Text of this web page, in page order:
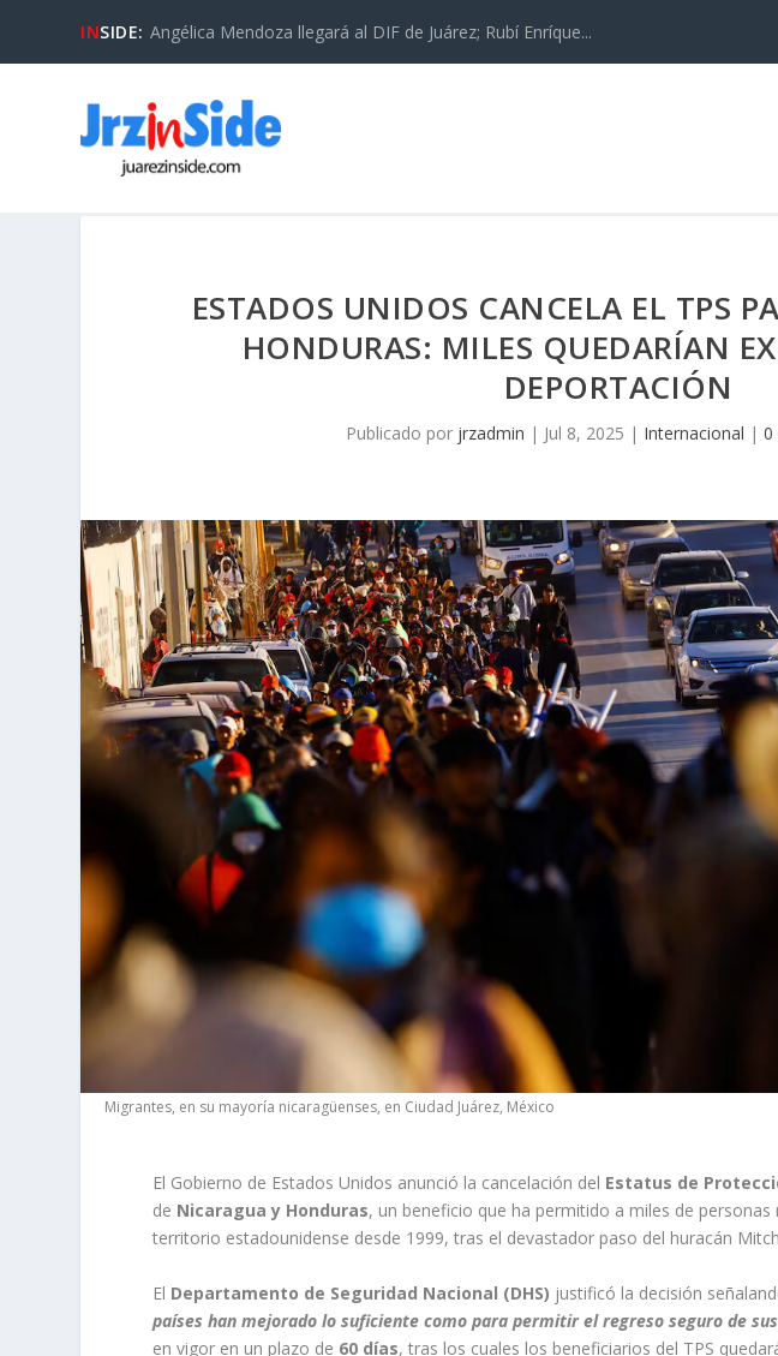
INSIDE: Angélica Mendoza llegará al DIF de Juárez; Rubí Enríque...
ESTADOS UNIDOS CANCELA EL TPS
HONDURAS: MILES QUEDARÍAN
DEPORTACIÓN
Publicado por jrzadmin | Jul 8, 2025 | Internacional | 0
Migrantes, en su mayoría nicaragüenses, en Ciudad Juárez, México
El Gobierno de Estados Unidos anunció la cancelación del Estatus de
de Nicaragua y Honduras, un beneficio que ha permitido a miles de
territorio estadounidense desde 1999, tras el devastador paso del huracán
El Departamento de Seguridad Nacional (DHS) justificó la decisión
países han mejorado lo suficiente como para permitir el regreso seguro de
en vigor en un plazo de 60 días, tras los cuales los beneficiarios del TPS